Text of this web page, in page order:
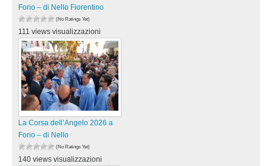
Forio – di Nello Fiorentino
(No Ratings Yet)
111 views visualizzazioni
La Corsa dell’Angelo 2026 a
Forio – di Nello
(No Ratings Yet)
140 views visualizzazioni